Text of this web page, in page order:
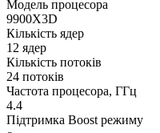
Модель процесора
9900X3D
Кількість ядер
12 ядер
Кількість потоків
24 потоків
Частота процесора, ГГц
4.4
Підтримка Boost режиму